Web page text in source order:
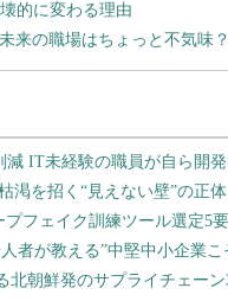
的に変わる理由
来の職場はちょっと不気味？